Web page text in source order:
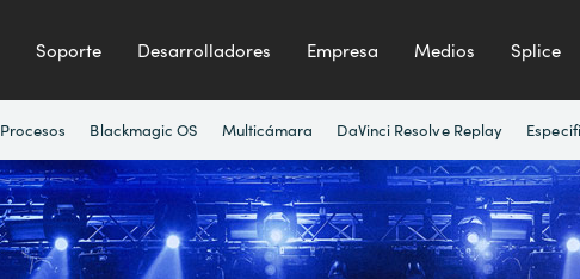
Soporte Desarrolladores Empresa Medios Splice
Procesos Blackmagic OS Multicámara DaVinci Resolve Replay